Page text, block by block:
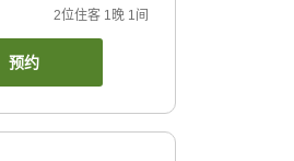
2位住客 1晚 1间
预约